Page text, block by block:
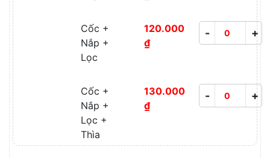
Cốc +
Nắp +
Lọc
120.000
₫
- +
Cốc +
Nắp +
Lọc +
Thìa
130.000
₫
- +